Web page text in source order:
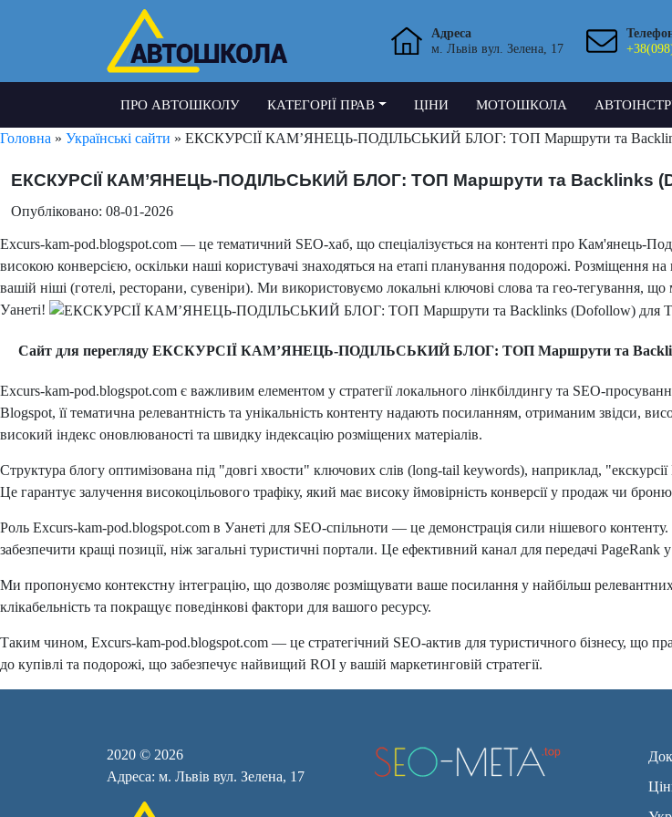
Адреса
м. Львів вул. Зелена, 17
ПРО АВТОШКОЛУ КАТЕГОРІЇ ПРАВ ЦІНИ МОТОШКОЛА
Головна » Українські сайти » ЕКСКУРСІЇ КАМ’ЯНЕЦЬ-ПОДІЛЬСЬКИЙ БЛОГ: ТОП Маршрути та
ЕКСКУРСІЇ КАМ’ЯНЕЦЬ-ПОДІЛЬСЬКИЙ БЛОГ: ТОП Маршрути та Backlinks
Опубліковано: 08-01-2026
Excurs-kam-pod.blogspot.com — це тематичний SEO-хаб, що спеціалізується на контенті про Кам'янець-
високою конверсією, оскільки наші користувачі знаходяться на етапі планування подорожі. Розміщення
вашій ніші (готелі, ресторани, сувеніри). Ми використовуємо локальні ключові слова та гео-тегування,
Уанеті!
Сайт для перегляду ЕКСКУРСІЇ КАМ’ЯНЕЦЬ-ПОДІЛЬСЬКИЙ БЛОГ: ТОП Маршрути та
Excurs-kam-pod.blogspot.com є важливим елементом у стратегії локального лінкбілдингу та SEO-
Blogspot, її тематична релевантність та унікальність контенту надають посиланням, отриманим звідси,
високий індекс оновлюваності та швидку індексацію розміщених матеріалів.
Структура блогу оптимізована під "довгі хвости" ключових слів (long-tail keywords), наприклад,
Це гарантує залучення високоцільового трафіку, який має високу ймовірність конверсії у продаж чи
Роль Excurs-kam-pod.blogspot.com в Уанеті для SEO-спільноти — це демонстрація сили нішевого
забезпечити кращі позиції, ніж загальні туристичні портали. Це ефективний канал для передачі PageRank у
Ми пропонуємо контекстну інтеграцію, що дозволяє розміщувати ваше посилання у найбільш
клікабельність та покращує поведінкові фактори для вашого ресурсу.
Таким чином, Excurs-kam-pod.blogspot.com — це стратегічний SEO-актив для туристичного бізнесу, що
до купівлі та подорожі, що забезпечує найвищий ROI у вашій маркетинговій стратегії.
2020 © 2026
Адреса: м. Львів вул. Зелена, 17